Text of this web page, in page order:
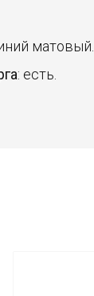
матовый.
: есть.